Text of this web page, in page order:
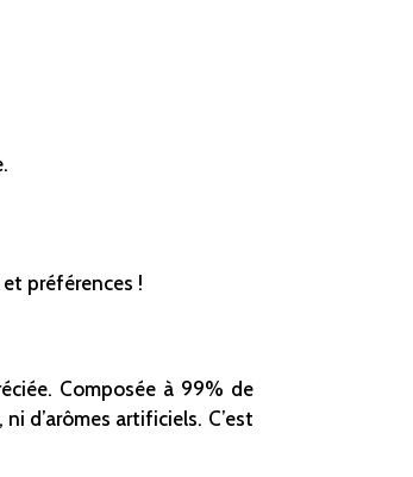
préférences !
Composée à 99% de
d’arômes artificiels. C’est